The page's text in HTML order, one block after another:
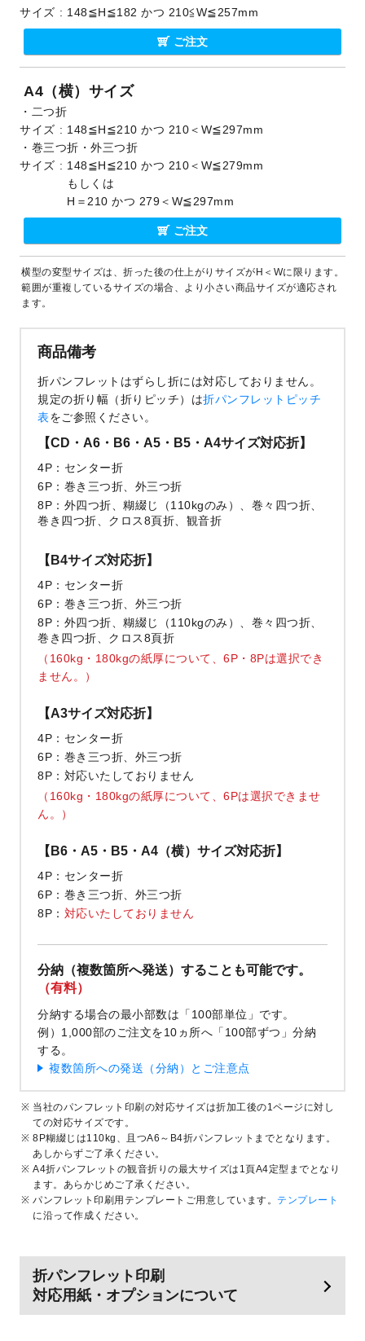
サイズ 148≦H≦182 かつ 210≦W≦257mm
ご注文
A4（横）サイズ
・二つ折
サイズ
148≦H≦210 かつ 210＜W≦297mm
・巻三つ折・外三つ折
サイズ
148≦H≦210 かつ 210＜W≦279mm
もしくは
H＝210 かつ 279＜W≦297mm
ご注文
横型の変型サイズは、折った後の仕上がりサイズがH＜Wに限ります。
範囲が重複しているサイズの場合、より小さい商品サイズが適応され
ます。
商品備考
折パンフレットはずらし折には対応しておりません。
規定の折り幅（折りピッチ）は折パンフレットピッチ
表をご参照ください。
【CD・A6・B6・A5・B5・A4サイズ対応折】
4P
センター折
6P
巻き三つ折、外三つ折
8P
外四つ折、糊綴じ（110kgのみ）、巻々四つ折、
巻き四つ折、クロス8頁折、観音折
【B4サイズ対応折】
4P
センター折
6P
巻き三つ折、外三つ折
8P
外四つ折、糊綴じ（110kgのみ）、巻々四つ折、
巻き四つ折、クロス8頁折
（160kg・180kgの紙厚について、6P・8Pは選択でき
ません。）
【A3サイズ対応折】
4P
センター折
6P
巻き三つ折、外三つ折
8P
対応いたしておりません
（160kg・180kgの紙厚について、6Pは選択できませ
ん。）
【B6・A5・B5・A4（横）サイズ対応折】
4P
センター折
6P
巻き三つ折、外三つ折
8P
対応いたしておりません
分納（複数箇所へ発送）することも可能です。
（有料）
分納する場合の最小部数は「100部単位」です。
例）1,000部のご注文を10ヵ所へ「100部ずつ」分納
する。
複数箇所への発送（分納）とご注意点
当社のパンフレット印刷の対応サイズは折加工後の1ページに対し
ての対応サイズです。
8P糊綴じは110kg、且つA6～B4折パンフレットまでとなります。
あしからずご了承ください。
A4折パンフレットの観音折りの最大サイズは1頁A4定型までとなり
ます。あらかじめご了承ください。
パンフレット印刷用テンプレートご用意しています。テンプレート
に沿って作成ください。
折パンフレット印刷
対応用紙・オプションについて